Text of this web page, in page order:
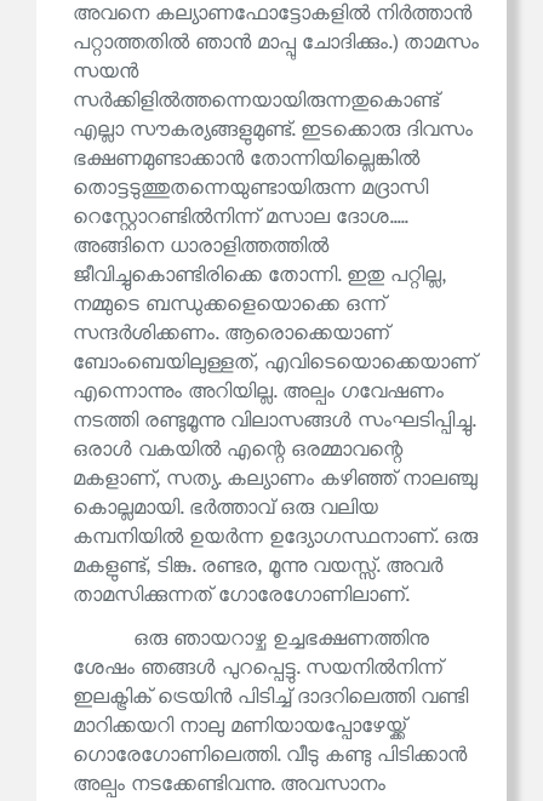
അവനെ കല്യാണഫോട്ടോകളിൽ നിർത്താൻ
പറ്റാത്തതിൽ ഞാൻ മാപ്പു ചോദിക്കും.) താമസം
സയൻ
സർക്കിളിൽത്തന്നെയായിരുന്നതുകൊണ്ട്
എല്ലാ സൗകര്യങ്ങളുമുണ്ട്. ഇടക്കൊരു ദിവസം
ഭക്ഷണമുണ്ടാക്കാൻ തോന്നിയില്ലെങ്കിൽ
തൊട്ടടുത്തുതന്നെയുണ്ടായിരുന്ന മദ്രാസി
റെസ്റ്റോറണ്ടിൽനിന്ന് മസാല ദോശ.....
അങ്ങിനെ ധാരാളിത്തത്തിൽ
ജീവിച്ചുകൊണ്ടിരിക്കെ തോന്നി. ഇതു പറ്റില്ല,
നമ്മുടെ ബന്ധുക്കളെയൊക്കെ ഒന്ന്
സന്ദർശിക്കണം. ആരൊക്കെയാണ്
ബോംബെയിലുള്ളത്, എവിടെയൊക്കെയാണ്
എന്നൊന്നും അറിയില്ല. അല്പം ഗവേഷണം
നടത്തി രണ്ടുമൂന്നു വിലാസങ്ങൾ സംഘടിപ്പിച്ചു.
ഒരാൾ വകയിൽ എന്റെ ഒരമ്മാവന്റെ
മകളാണ്, സത്യ. കല്യാണം കഴിഞ്ഞ് നാലഞ്ചു
കൊല്ലമായി. ഭർത്താവ് ഒരു വലിയ
കമ്പനിയിൽ ഉയർന്ന ഉദ്യോഗസ്ഥനാണ്. ഒരു
മകളുണ്ട്, ടിങ്കു. രണ്ടര, മൂന്നു വയസ്സ്. അവർ
താമസിക്കുന്നത് ഗോരേഗോണിലാണ്.
ഒരു ഞായറാഴ്ച ഉച്ചഭക്ഷണത്തിനു
ശേഷം ഞങ്ങൾ പുറപ്പെട്ടു. സയനിൽനിന്ന്
ഇലക്ട്രിക് ട്രെയിൻ പിടിച്ച് ദാദറിലെത്തി വണ്ടി
മാറിക്കയറി നാലു മണിയായപ്പോഴേയ്ക്ക്
ഗൊരേഗോണിലെത്തി. വീടു കണ്ടു പിടിക്കാൻ
അല്പം നടക്കേണ്ടിവന്നു. അവസാനം